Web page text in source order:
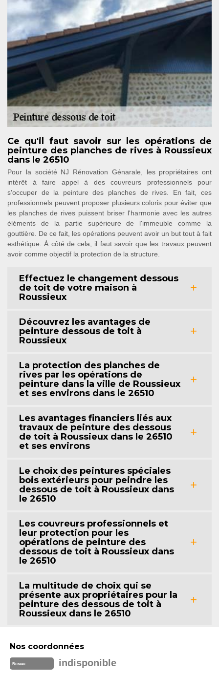
Ce qu'il faut savoir sur les opérations de
peinture des planches de rives à Roussieux
dans le 26510
Pour la société NJ Rénovation Génarale, les propriétaires ont
intérêt à faire appel à des couvreurs professionnels pour
s'occuper de la peinture des planches de rives. En fait, ces
professionnels peuvent proposer plusieurs coloris pour éviter que
les planches de rives puissent briser l'harmonie avec les autres
éléments de la partie supérieure de l'immeuble comme la
gouttière. De ce fait, les opérations peuvent avoir un but tout à fait
esthétique. À côté de cela, il faut savoir que les travaux peuvent
avoir comme objectif la protection de la structure.
Effectuez le changement dessous
de toit de votre maison à
Roussieux
Découvrez les avantages de
peinture dessous de toit à
Roussieux
La protection des planches de
rives par les opérations de
peinture dans la ville de Roussieux
et ses environs dans le 26510
Les avantages financiers liés aux
travaux de peinture des dessous
de toit à Roussieux dans le 26510
et ses environs
Le choix des peintures spéciales
bois extérieurs pour peindre les
dessous de toit à Roussieux dans
le 26510
Les couvreurs professionnels et
leur protection pour les
opérations de peinture des
dessous de toit à Roussieux dans
le 26510
La multitude de choix qui se
présente aux propriétaires pour la
peinture des dessous de toit à
Roussieux dans le 26510
Nos coordonnées
Bureau indisponible